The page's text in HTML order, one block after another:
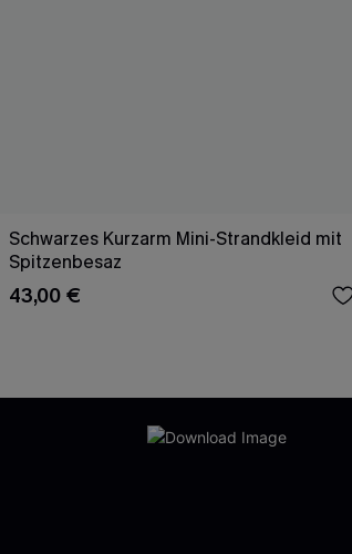
Schwarzes Kurzarm Mini-Strandkleid mit
Spitzenbesaz
43,00 €